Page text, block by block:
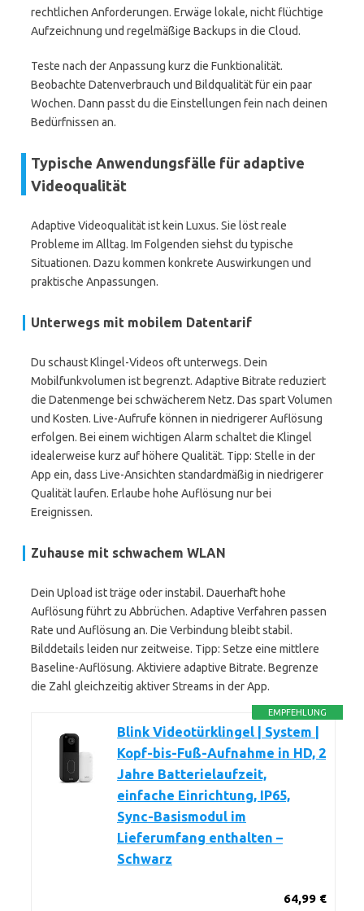
rechtlichen Anforderungen. Erwäge lokale, nicht flüchtige
Aufzeichnung und regelmäßige Backups in die Cloud.
Teste nach der Anpassung kurz die Funktionalität.
Beobachte Datenverbrauch und Bildqualität für ein paar
Wochen. Dann passt du die Einstellungen fein nach deinen
Bedürfnissen an.
Typische Anwendungsfälle für adaptive
Videoqualität
Adaptive Videoqualität ist kein Luxus. Sie löst reale
Probleme im Alltag. Im Folgenden siehst du typische
Situationen. Dazu kommen konkrete Auswirkungen und
praktische Anpassungen.
Unterwegs mit mobilem Datentarif
Du schaust Klingel-Videos oft unterwegs. Dein
Mobilfunkvolumen ist begrenzt. Adaptive Bitrate reduziert
die Datenmenge bei schwächerem Netz. Das spart Volumen
und Kosten. Live-Aufrufe können in niedrigerer Auflösung
erfolgen. Bei einem wichtigen Alarm schaltet die Klingel
idealerweise kurz auf höhere Qualität. Tipp: Stelle in der
App ein, dass Live-Ansichten standardmäßig in niedrigerer
Qualität laufen. Erlaube hohe Auflösung nur bei
Ereignissen.
Zuhause mit schwachem WLAN
Dein Upload ist träge oder instabil. Dauerhaft hohe
Auflösung führt zu Abbrüchen. Adaptive Verfahren passen
Rate und Auflösung an. Die Verbindung bleibt stabil.
Bilddetails leiden nur zeitweise. Tipp: Setze eine mittlere
Baseline-Auflösung. Aktiviere adaptive Bitrate. Begrenze
die Zahl gleichzeitig aktiver Streams in der App.
EMPFEHLUNG
Blink Videotürklingel | System |
Kopf-bis-Fuß-Aufnahme in HD, 2
Jahre Batterielaufzeit,
einfache Einrichtung, IP65,
Sync-Basismodul im
Lieferumfang enthalten –
Schwarz
64,99 €